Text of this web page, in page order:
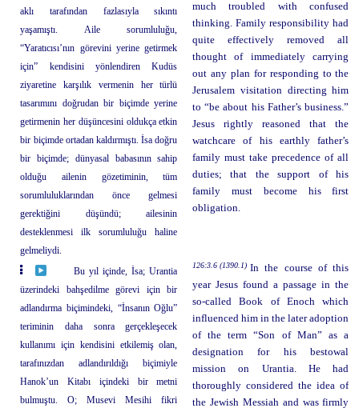
aklı tarafından fazlasıyla sıkıntı
yaşamıştı. Aile sorumluluğu,
“Yaratıcısı’nın görevini yerine getirmek
için” kendisini yönlendiren Kudüs
ziyaretine karşılık vermenin her türlü
tasarımını doğrudan bir biçimde yerine
getirmenin her düşüncesini oldukça etkin
bir biçimde ortadan kaldırmıştı. İsa doğru
bir biçimde; dünyasal babasının sahip
olduğu ailenin gözetiminin, tüm
sorumluluklarından önce gelmesi
gerektiğini düşündü; ailesinin
desteklenmesi ilk sorumluluğu haline
gelmeliydi.
much troubled with confused
thinking. Family responsibility had
quite effectively removed all
thought of immediately carrying
out any plan for responding to the
Jerusalem visitation directing him
to “be about his Father’s business.”
Jesus rightly reasoned that the
watchcare of his earthly father’s
family must take precedence of all
duties; that the support of his
family must become his first
obligation.
Bu yıl içinde, İsa; Urantia
üzerindeki bahşedilme görevi için bir
adlandırma biçimindeki, “İnsanın Oğlu”
teriminin daha sonra gerçekleşecek
kullanımı için kendisini etkilemiş olan,
tarafınızdan adlandırıldığı biçimiyle
Hanok’un Kitabı içindeki bir metni
bulmuştu. O; Musevi Mesihi fikri
126:3.6 (1390.1) In the course of this
year Jesus found a passage in the
so-called Book of Enoch which
influenced him in the later adoption
of the term “Son of Man” as a
designation for his bestowal
mission on Urantia. He had
thoroughly considered the idea of
the Jewish Messiah and was firmly